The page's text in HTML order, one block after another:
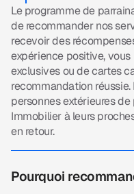
Le programme de
de recommander nos
recevoir des
expérience positive,
exclusives ou de cartes
recommandation
personnes extérieures
Immobilier à leurs
en retour.
Pourquoi